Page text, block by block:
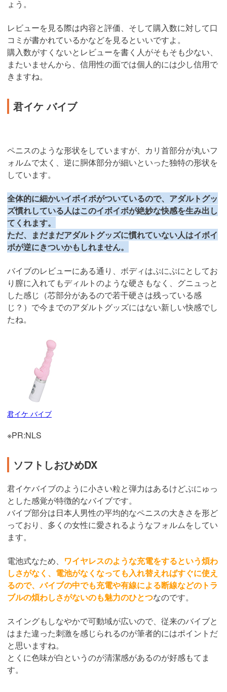
ょう。
レビューを見る際は内容と評価、そして購入数に対して口
コミが書かれているかなどを見るといいですよ。
購入数がすくないとレビューを書く人がそもそも少ない、
またいませんから、信用性の面では個人的には少し信用で
きますね。
君イケ バイブ
ペニスのような形状をしていますが、カリ首部分が丸いフ
ォルムで太く、逆に胴体部分が細いといった独特の形状を
しています。
全体的に細かいイボイボがついているので、アダルトグッ
ズ慣れしている人はこのイボイボが絶妙な快感を生み出し
てくれます。
ただ、まだまだアダルトグッズに慣れていない人はイボイ
ボが逆にきついかもしれません。
バイブのレビューにある通り、ボディはぷにぷにとしてお
り膣に入れてもディルトのような硬さもなく、グニュっと
した感じ（芯部分があるので若干硬さは残っている感
じ？）で今までのアダルトグッズにはない新しい快感でし
たね。
君イケ バイブ
※PR:NLS
ソフトしおひめDX
君イケバイブのように小さい粒と弾力はあるけどぷにゅっ
とした感覚が特徴的なバイブです。
バイブ部分は日本人男性の平均的なペニスの大きさを形ど
っており、多くの女性に愛されるようなフォルムをしてい
ます。
電池式なため、 ワイヤレスのような充電をするという煩わ
しさがなく、電池がなくなっても入れ替えればすぐに使え
るので、バイブの中でも充電や有線による断線などのトラ
ブルの煩わしさがないのも魅力のひとつなのです。
スイングもしなやかで可動域が広いので、従来のバイブと
はまた違った刺激を感じられるのが筆者的にはポイントだ
と思いますね。
とくに色味が白というのが清潔感があるのが好感もてま
す。